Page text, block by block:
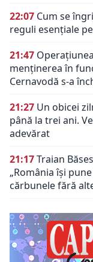
22:07 Cum se
reguli esențiale
21:47
menținerea în
Cernavodă s-a
21:27 Un obicei
până la trei ani.
adevărat
21:17Traian
„România își
cărbunele fără